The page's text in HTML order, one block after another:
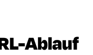
Ablauf